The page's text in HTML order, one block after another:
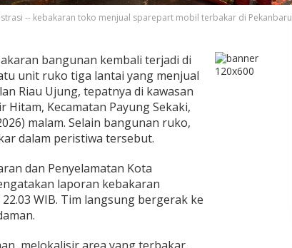
-- kebakaran toko menjual sparepart mobil terbakar di Pekanbaru
bangunan kembali terjadi di
unit ruko tiga lantai yang menjual
Riau Ujung, tepatnya di kawasan
Kecamatan Payung Sekaki,
malam. Selain bangunan ruko,
dalam peristiwa tersebut.
dan Penyelamatan Kota
laporan kebakaran
WIB. Tim langsung bergerak ke
Teken
Tempat
Kerja Sosial
Korupsi Distrik Navigasi Dumai,
Di Dumai